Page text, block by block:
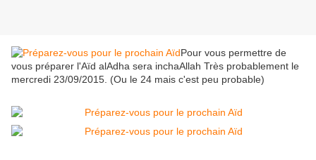
Pour vous permettre de
vous préparer l'Aïd alAdha sera inchaAllah Très probablement le
mercredi 23/09/2015. (Ou le 24 mais c'est peu probable)